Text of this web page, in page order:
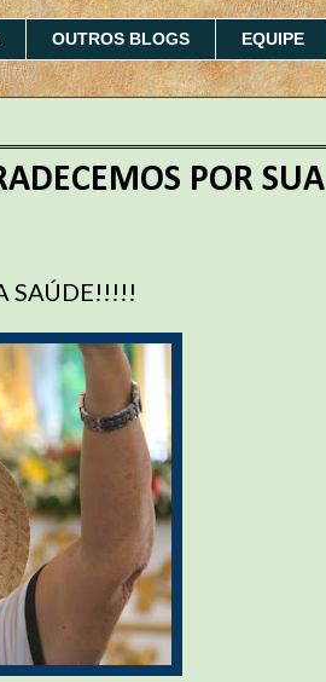
OUTROS BLOGS EQUIPE
POR SUA
SAÚDE!!!!!